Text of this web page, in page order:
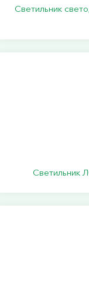
Светильник
Светильник